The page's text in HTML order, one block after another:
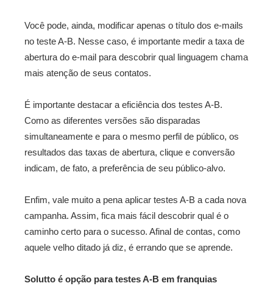
Você pode, ainda, modificar apenas o título dos e-mails
no teste A-B. Nesse caso, é importante medir a taxa de
abertura do e-mail para descobrir qual linguagem chama
mais atenção de seus contatos.
É importante destacar a eficiência dos testes A-B.
Como as diferentes versões são disparadas
simultaneamente e para o mesmo perfil de público, os
resultados das taxas de abertura, clique e conversão
indicam, de fato, a preferência de seu público-alvo.
Enfim, vale muito a pena aplicar testes A-B a cada nova
campanha. Assim, fica mais fácil descobrir qual é o
caminho certo para o sucesso. Afinal de contas, como
aquele velho ditado já diz, é errando que se aprende.
Solutto é opção para testes A-B em franquias